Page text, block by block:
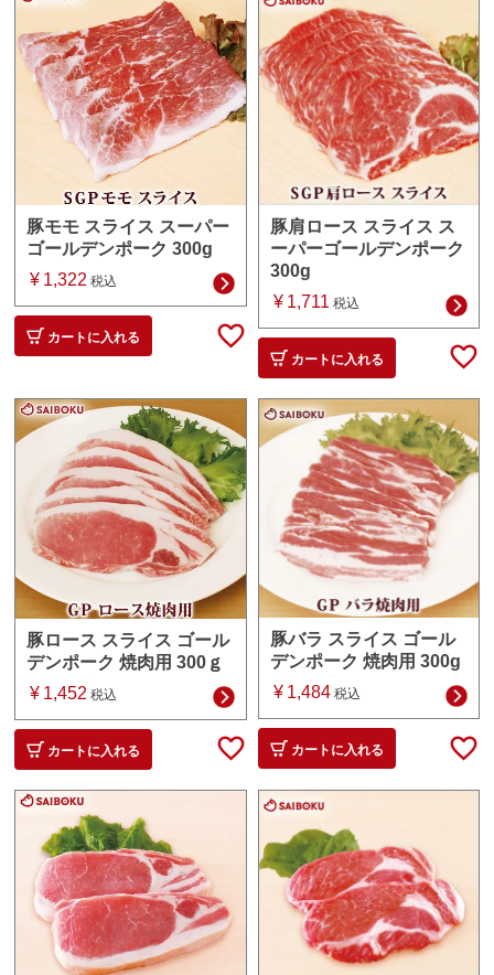
豚モモ スライス スーパー
ゴールデンポーク 300g
¥ 1,322 税込
カートに入れる
豚肩ロース スライス ス
ーパーゴールデンポーク
300g
¥ 1,711 税込
カートに入れる
豚ロース スライス ゴール
デンポーク 焼肉用 300ｇ
¥ 1,452 税込
カートに入れる
豚バラ スライス ゴール
デンポーク 焼肉用 300g
¥ 1,484 税込
カートに入れる